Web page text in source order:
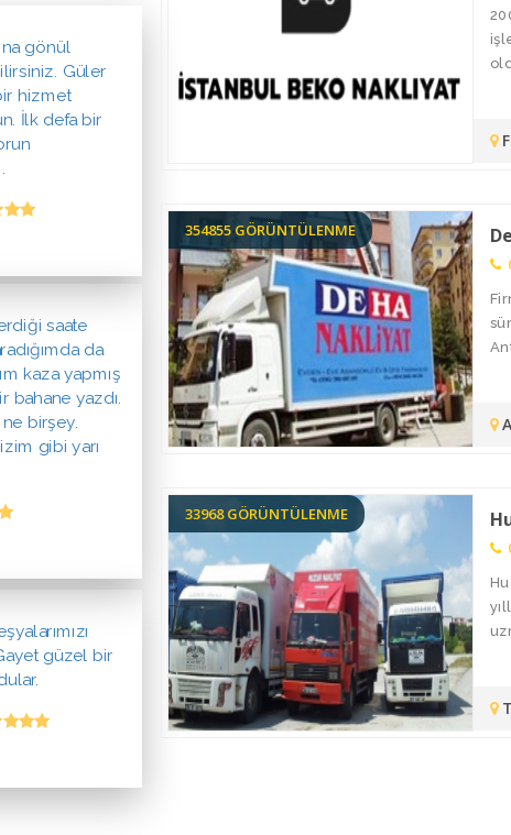
gönül
Güler
hizmet
İlk defa bir
saate
da
kaza yapmış
yazdı.
ne birşey.
gibi yarı
güzel bir
354855 GÖRÜNTÜLENME
33968 GÖRÜNTÜLENME